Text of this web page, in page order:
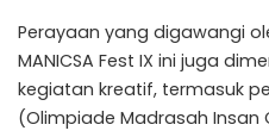
Perayaan yang digawangi
MANICSA Fest IX ini juga
kegiatan kreatif, termasuk
(Olimpiade Madrasah Insan